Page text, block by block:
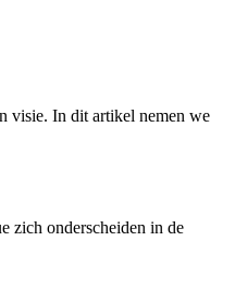
visie. In dit artikel nemen we
zich onderscheiden in de